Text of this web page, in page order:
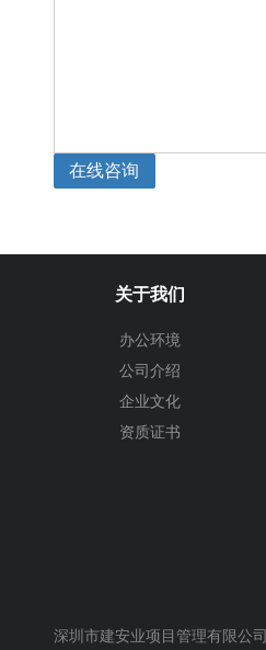
在线咨询
关于我们
办公环境
公司介绍
企业文化
资质证书
深圳市建安业项目管理有限公司